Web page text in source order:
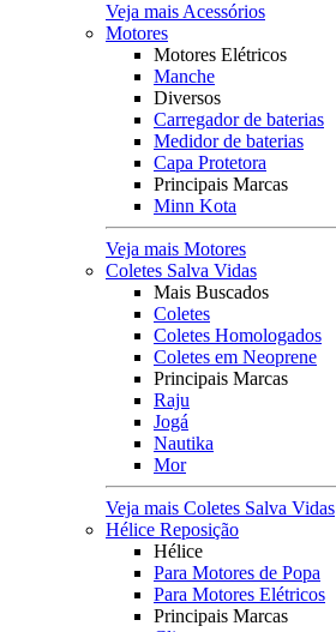
Veja mais Acessórios
Motores
Motores Elétricos
Manche
Diversos
Carregador de baterias
Medidor de baterias
Capa Protetora
Principais Marcas
Minn Kota
Veja mais Motores
Coletes Salva Vidas
Mais Buscados
Coletes
Coletes Homologados
Coletes em Neoprene
Principais Marcas
Raju
Jogá
Nautika
Mor
Veja mais Coletes Salva Vidas
Hélice Reposição
Hélice
Para Motores de Popa
Para Motores Elétricos
Principais Marcas